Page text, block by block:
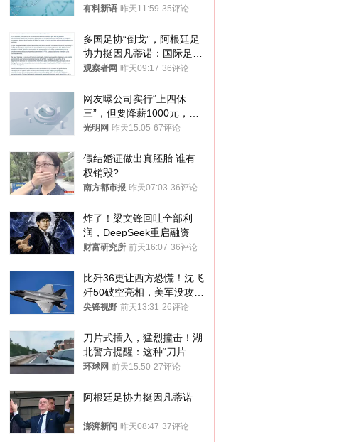
年才对外披露
有料新语 昨天11:59 35评论
多国足协“倒戈”，阿根廷足
协力挺因凡蒂诺：国际足联
今后应继续在其领导下前行
观察者网 昨天09:17 36评论
网友曝公司实行“上四休
三”，但要降薪1000元，不
接受只能辞职
光明网 昨天15:05 67评论
假结婚证做出真胚胎 谁有
权销毁?
南方都市报 昨天07:03 36评论
炸了！梁文锋回吐全部利
润，DeepSeek重启融资
财富研究所 前天16:07 36评论
比歼36更让西方恐慌！沈飞
歼50破空亮相，美军没攻克
的技术被拿下
尖锋视野 前天13:31 26评论
刀片式插入，猛烈撞击！湖
北警方提醒：这种“刀片超
车”，太危险了
环球网 前天15:50 27评论
阿根廷足协力挺因凡蒂诺
澎湃新闻 昨天08:47 37评论